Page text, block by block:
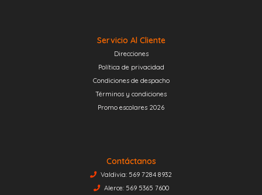
Servicio Al Cliente
Direcciones
Política de privacidad
Condiciones de despacho
Términos y condiciones
Promo escolares 2026
Contáctanos
Valdivia: 569 7284 8932
Alerce: 569 5365 7600